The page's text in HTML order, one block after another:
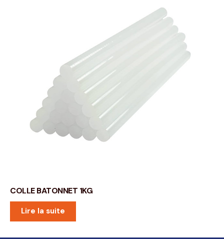
COLLE BATONNET 1KG
Lire la suite